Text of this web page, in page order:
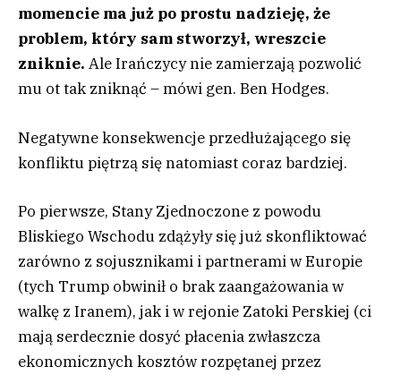
momencie ma już po prostu nadzieję, że
problem, który sam stworzył, wreszcie
zniknie. Ale Irańczycy nie zamierzają pozwolić
mu ot tak zniknąć – mówi gen. Ben Hodges.
Negatywne konsekwencje przedłużającego się
konfliktu piętrzą się natomiast coraz bardziej.
Po pierwsze, Stany Zjednoczone z powodu
Bliskiego Wschodu zdążyły się już skonfliktować
zarówno z sojusznikami i partnerami w Europie
(tych Trump obwinił o brak zaangażowania w
walkę z Iranem), jak i w rejonie Zatoki Perskiej (ci
mają serdecznie dosyć płacenia zwłaszcza
ekonomicznych kosztów rozpętanej przez